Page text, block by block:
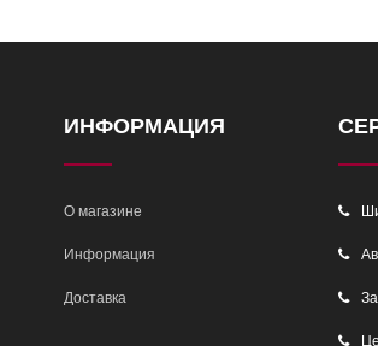
ИНФОРМАЦИЯ
О магазине
Информация
Доставка